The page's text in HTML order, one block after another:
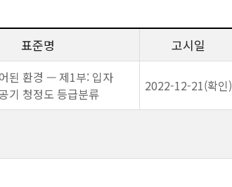
표준명 고시일
된 환경 — 제1부: 입자
기 청정도 등급분류
2022-12-21(확인)